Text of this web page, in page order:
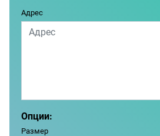
Адрес
Опции:
Размер